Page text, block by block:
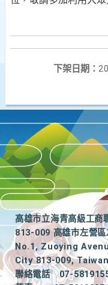
下架日期：
高雄市立海青高級工商
813-009 高雄市左營區
No.1, Zuoying
City 813-009,
聯絡電話
07-